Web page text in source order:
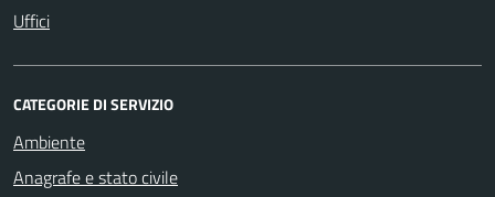
Uffici
CATEGORIE DI SERVIZIO
Ambiente
Anagrafe e stato civile